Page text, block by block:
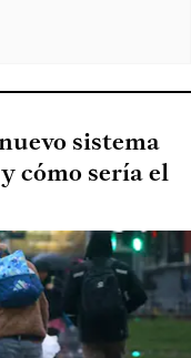
sistema
cómo sería el